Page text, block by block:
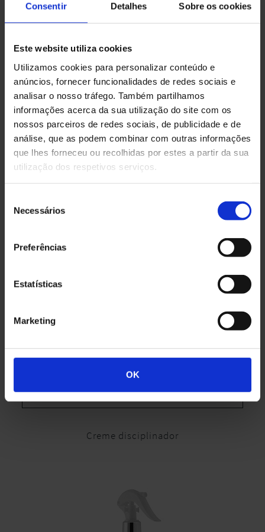
Consentir Detalhes Sobre os cookies
Este website utiliza cookies
Utilizamos cookies para personalizar conteúdo e
anúncios, fornecer funcionalidades de redes sociais e
analisar o nosso tráfego. Também partilhamos
informações acerca da sua utilização do site com os
nossos parceiros de redes sociais, de publicidade e de
análise, que as podem combinar com outras informações
que lhes forneceu ou recolhidas por estes a partir da sua
utilização dos respetivos serviços.
Necessários
Preferências
Estatísticas
Marketing
OK
13 HEAT SPRAY
Spray termo-protector
Styling
Creme disciplinador